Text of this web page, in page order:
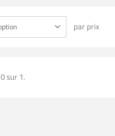
par prix
sur 1.